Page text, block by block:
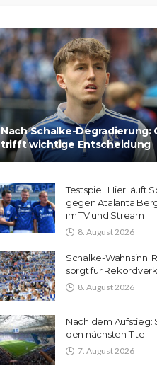
Nach Schalke-Degradierung:
trifft wichtige Entscheidung
Testspiel: Hier läuft
gegen Atalanta
im TV und Stream
8. August 2026
Schalke-Wahnsinn:
sorgt für
8. August 2026
Nach dem Aufstieg:
den nächsten Titel
7. August 2026